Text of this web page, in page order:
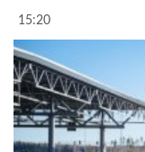
15:20